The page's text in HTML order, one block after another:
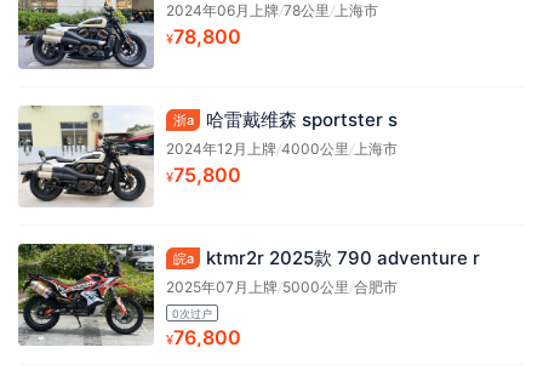
2024年06月上牌/78公里/上海市
¥78,800
浙a 哈雷戴维森 sportster s
2024年12月上牌/4000公里/上海市
¥75,800
皖a ktmr2r 2025款 790 adventure r
2025年07月上牌/5000公里/合肥市
0次过户
¥76,800